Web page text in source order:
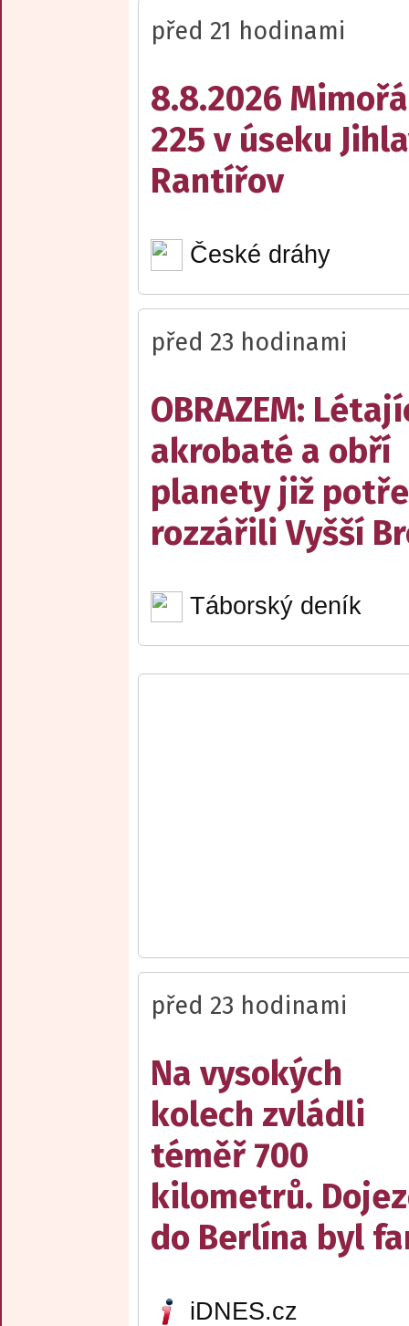
před 21 hodinami
8.8.2026
225 v úseku
Rantířov
České dráhy
před 23 hodinami
OBRAZEM:
akrobaté a obří
planety již
rozzářili Vyšší
Táborský deník
před 23 hodinami
Na vysokých
kolech zvládli
téměř 700
kilometrů.
do Berlína byl
iDNES.cz